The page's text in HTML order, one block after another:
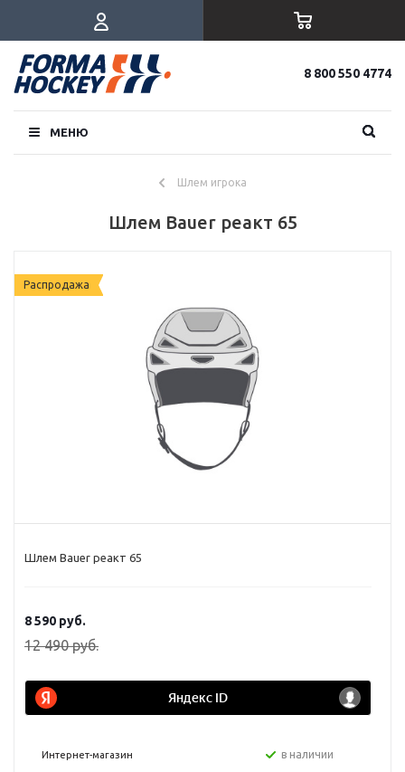
8 800 550 4774
МЕНЮ
Шлем игрока
Шлем Bauer реакт 65
Распродажа
Шлем Bauer реакт 65
8 590 руб.
12 490руб.
Интернет-магазин в наличии